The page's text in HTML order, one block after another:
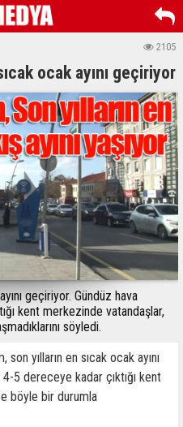
2105
ocak ayını geçiriyor
geçiriyor. Gündüz hava
kent merkezinde vatandaşlar,
söyledi.
son yılların en sıcak ocak ayını
4-5 dereceye kadar çıktığı kent
böyle bir durumla